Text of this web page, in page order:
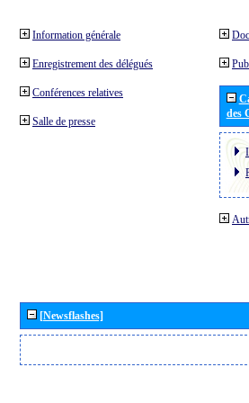
Information générale
Enregistrement des délégués
Conférences relatives
Salle de presse
des
[Newsflashes]